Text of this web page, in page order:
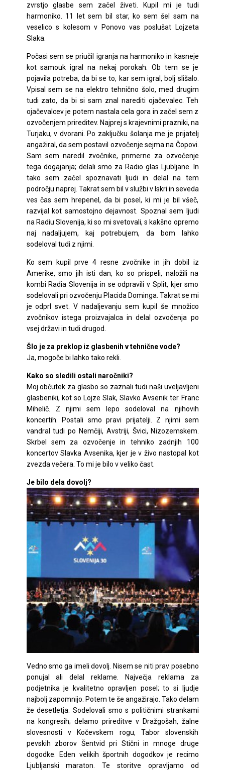
zvrstjo glasbe sem začel živeti. Kupil mi je tudi
harmoniko. 11 let sem bil star, ko sem šel sam na
veselico s kolesom v Ponovo vas poslušat Lojzeta
Slaka.
Počasi sem se priučil igranja na harmoniko in kasneje
kot samouk igral na nekaj porokah. Ob tem se je
pojavila potreba, da bi se to, kar sem igral, bolj slišalo.
Vpisal sem se na elektro tehnično šolo, med drugim
tudi zato, da bi si sam znal narediti ojačevalec. Teh
ojačevalcev je potem nastala cela gora in začel sem z
ozvočenjem prireditev. Najprej s krajevnimi prazniki, na
Turjaku, v dvorani. Po zaključku šolanja me je prijatelj
angažiral, da sem postavil ozvočenje sejma na Čopovi.
Sam sem naredil zvočnike, primerne za ozvočenje
tega dogajanja; delali smo za Radio glas Ljubljane. In
tako sem začel spoznavati ljudi in delal na tem
področju naprej. Takrat sem bil v službi v Iskri in seveda
ves čas sem hrepenel, da bi posel, ki mi je bil všeč,
razvijal kot samostojno dejavnost. Spoznal sem ljudi
na Radiu Slovenija, ki so mi svetovali, s kakšno opremo
naj nadaljujem, kaj potrebujem, da bom lahko
sodeloval tudi z njimi.
Ko sem kupil prve 4 resne zvočnike in jih dobil iz
Amerike, smo jih isti dan, ko so prispeli, naložili na
kombi Radia Slovenija in se odpravili v Split, kjer smo
sodelovali pri ozvočenju Placida Dominga. Takrat se mi
je odprl svet. V nadaljevanju sem kupil še množico
zvočnikov istega proizvajalca in delal ozvočenja po
vsej državi in tudi drugod.
Šlo je za preklop iz glasbenih v tehnične vode?
Ja, mogoče bi lahko tako rekli.
Kako so sledili ostali naročniki?
Moj občutek za glasbo so zaznali tudi naši uveljavljeni
glasbeniki, kot so Lojze Slak, Slavko Avsenik ter Franc
Mihelič. Z njimi sem lepo sodeloval na njihovih
koncertih. Postali smo pravi prijatelji. Z njimi sem
vandral tudi po Nemčiji, Avstriji, Švici, Nizozemskem.
Skrbel sem za ozvočenje in tehniko zadnjih 100
koncertov Slavka Avsenika, kjer je v živo nastopal kot
zvezda večera. To mi je bilo v veliko čast.
Je bilo dela dovolj?
Vedno smo ga imeli dovolj. Nisem se niti prav posebno
ponujal ali delal reklame. Največja reklama za
podjetnika je kvalitetno opravljen posel; to si ljudje
najbolj zapomnijo. Potem te še angažirajo. Tako delam
že desetletja. Sodelovali smo s političnimi strankami
na kongresih; delamo prireditve v Dražgošah, žalne
slovesnosti v Kočevskem rogu, Tabor slovenskih
pevskih zborov Šentvid pri Stični in mnoge druge
dogodke. Eden velikih športnih dogodkov je recimo
Ljubljanski maraton. Te storitve opravljamo od